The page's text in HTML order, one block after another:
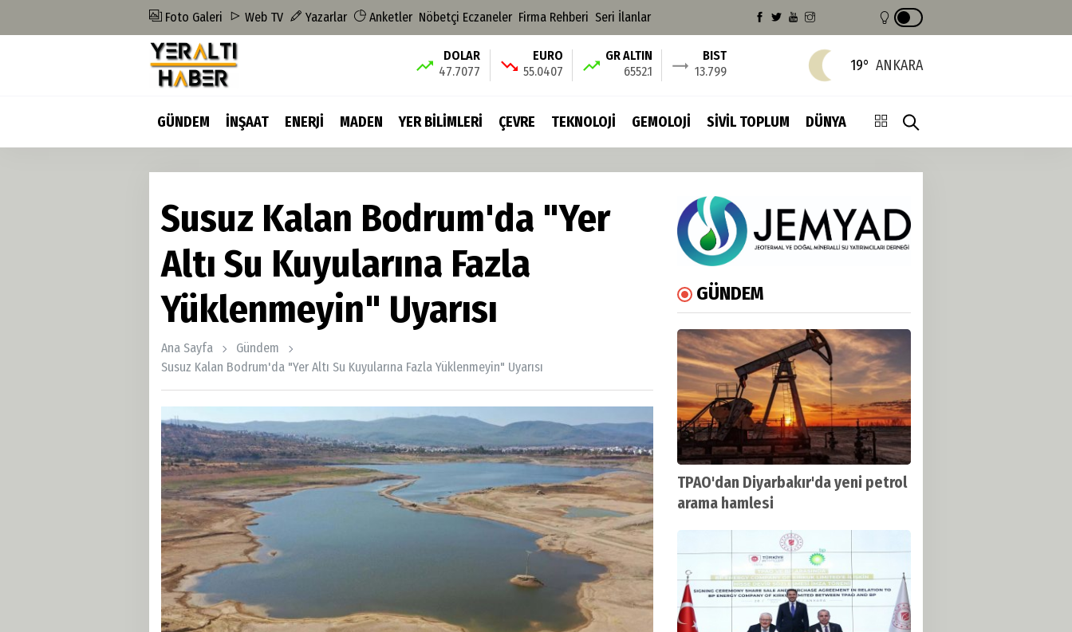
Foto Galeri Web TV Yazarlar Anketler Nöbetçi Eczaneler Firma Rehberi Seri İlanlar
DOLAR
47.7077
EURO
55.0407
GR ALTIN
6552.1
BIST
13.799
19° ANKARA
GÜNDEM İNŞAAT ENERJİ MADEN YER BİLİMLERİ ÇEVRE TEKNOLOJİ GEMOLOJİ SİVİL TOPLUM DÜNYA
Susuz Kalan Bodrum'da "Yer
Altı Su Kuyularına Fazla
Yüklenmeyin" Uyarısı
Ana Sayfa
Gündem
Susuz Kalan Bodrum'da "Yer Altı Su Kuyularına Fazla Yüklenmeyin" Uyarısı
GÜNDEM
TPAO'dan Diyarbakır'da yeni petrol
arama hamlesi